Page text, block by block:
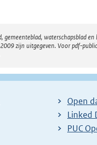
waterschapsblad
zijn uitgegeven. Voor pdf-
Open
Linked
PUC